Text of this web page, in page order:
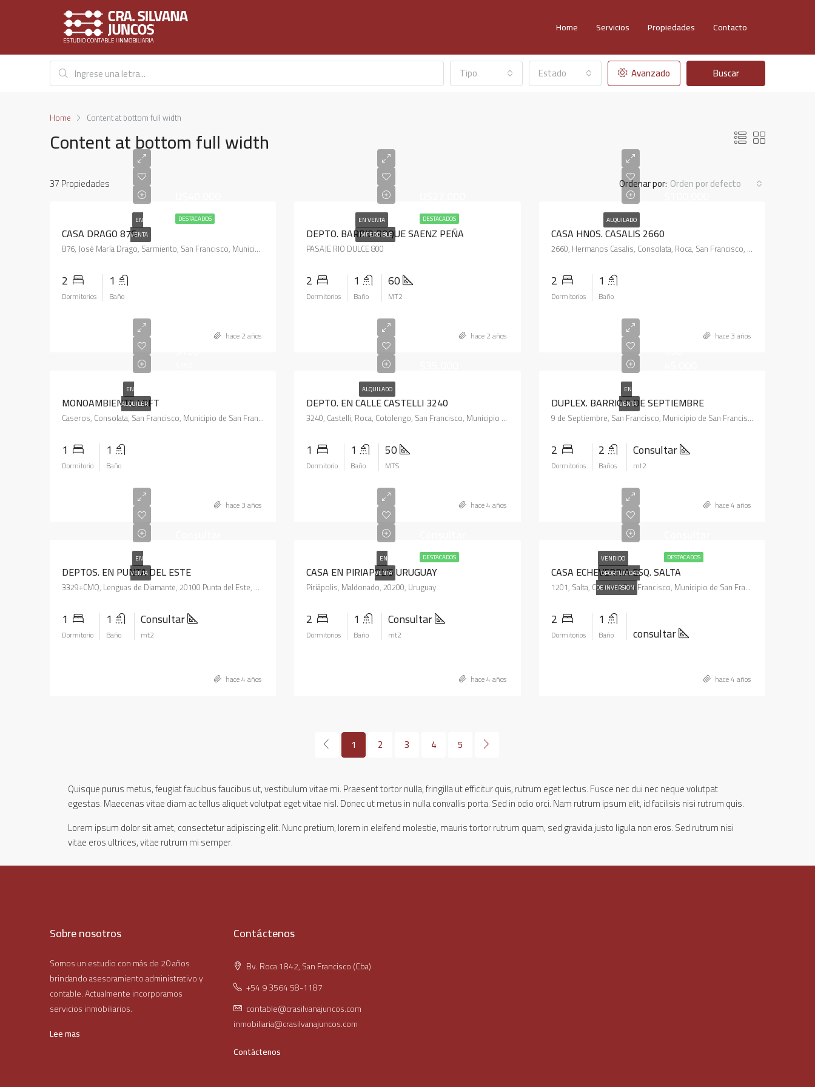
Home Servicios Propiedades Contacto
Tipo Estado Avanzado Buscar
Home Content at bottom full width
Content at bottom full width
37 Propiedades Ordenar por: Orden por defecto
DESTACADOS
EN
VENTA
CASA DRAGO 876
876, José María Drago, Sarmiento, San Francisco, Municipio de San Francisco, Pedanía Juárez Celman, Departamento San Justo, Córdoba, 2400, Argentina
2
Dormitorios
1
Baño
hace 2 años
DESTACADOS
EN VENTA
IMPERDIBLE
DEPTO. BARRIO ROQUE SAENZ PEÑA
PASAJE RIO DULCE 800
2
Dormitorios
1
Baño
60
MT2
hace 2 años
ALQUILADO
CASA HNOS. CASALIS 2660
2660, Hermanos Casalis, Consolata, Roca, San Francisco, Municipio de San Francisco, Pedanía Juárez Celman, Departamento San Justo, Córdoba, X2400, Argentina
2
Dormitorios
1
Baño
hace 3 años
EN
ALQUILER
MONOAMBIENTE LOFT
Caseros, Consolata, San Francisco, Municipio de San Francisco, Pedanía Juárez Celman, Departamento San Justo, Córdoba, X2400, Argentina
1
Dormitorio
1
Baño
hace 3 años
ALQUILADO
DEPTO. EN CALLE CASTELLI 3240
3240, Castelli, Roca, Cotolengo, San Francisco, Municipio de San Francisco, Pedanía Juárez Celman, Departamento San Justo, Córdoba, X2400, Argentina
1
Dormitorio
1
Baño
50
MTS
hace 4 años
EN
VENTA
DUPLEX. BARRIO 9 DE SEPTIEMBRE
9 de Septiembre, San Francisco, Municipio de San Francisco, Pedanía Juárez Celman, Departamento San Justo, Córdoba, X2400, Argentina
2
Dormitorios
2
Baños
Consultar
mt2
hace 4 años
EN
VENTA
DEPTOS. EN PUNTA DEL ESTE
3329+CMQ, Lenguas de Diamante, 20100 Punta del Este, Departamento de Maldonado, Uruguay
1
Dormitorio
1
Baño
Consultar
mt2
hace 4 años
DESTACADOS
EN
VENTA
CASA EN PIRIAPOLIS URUGUAY
Piriápolis, Maldonado, 20200, Uruguay
2
Dormitorios
1
Baño
Consultar
mt2
hace 4 años
DESTACADOS
VENDIDO
OPORTUNIDAD
DE INVERSION
CASA ECHEVERRIA ESQ. SALTA
1201, Salta, Catedral, San Francisco, Municipio de San Francisco, Pedanía Juárez Celman, Departamento San Justo, Córdoba, X2400, Argentina
2
Dormitorios
1
Baño consultar
hace 4 años
1 2 3 4 5
Quisque purus metus, feugiat faucibus faucibus ut, vestibulum vitae mi. Praesent tortor nulla, fringilla ut efficitur quis, rutrum eget lectus. Fusce nec dui nec neque volutpat
egestas. Maecenas vitae diam ac tellus aliquet volutpat eget vitae nisl. Donec ut metus in nulla convallis porta. Sed in odio orci. Nam rutrum ipsum elit, id facilisis nisi rutrum quis.
Lorem ipsum dolor sit amet, consectetur adipiscing elit. Nunc pretium, lorem in eleifend molestie, mauris tortor rutrum quam, sed gravida justo ligula non eros. Sed rutrum nisi
vitae eros ultrices, vitae rutrum mi semper.
Sobre nosotros
Somos un estudio con más de 20 años
brindando asesoramiento administrativo y
contable. Actualmente incorporamos
servicios inmobiliarios.
Lee mas
Contáctenos
Bv. Roca 1842, San Francisco (Cba)
+54 9 3564 58-1187
contable@crasilvanajuncos.com
inmobiliaria@crasilvanajuncos.com
Contáctenos